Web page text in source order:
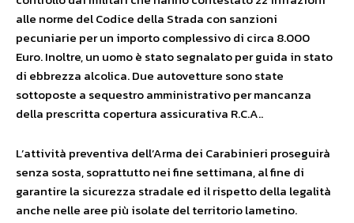
alle norme del Codice della Strada con sanzioni
pecuniarie per un importo complessivo di circa 8.000
Euro. Inoltre, un uomo è stato segnalato per guida in stato
di ebbrezza alcolica. Due autovetture sono state
sottoposte a sequestro amministrativo per mancanza
della prescritta copertura assicurativa R.C.A..
L’attività preventiva dell’Arma dei Carabinieri proseguirà
senza sosta, soprattutto nei fine settimana, al fine di
garantire la sicurezza stradale ed il rispetto della legalità
anche nelle aree più isolate del territorio lametino.